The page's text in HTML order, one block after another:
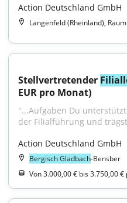
Action Deutschland GmbH
Langenfeld (Rheinland), Raum
Stellvertretender
EUR pro Monat)
"...Aufgaben Du
der Filialführung und
Action Deutschland GmbH
Bergisch Gladbach-Bensber
Von 3.000,00 € bis 3.750,00